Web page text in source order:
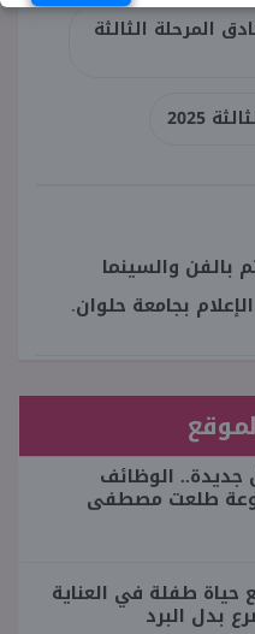
المرحلة الثالثة
2025
والسينما
بجامعة حلوان.
جديدة.. الوظائف
طلعت مصطفى
طفلة في العناية
بدل البرد